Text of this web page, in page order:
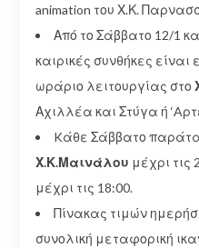
animation του Χ.Κ.
Από το Σάββατο 12/1
καιρικές συνθήκες
ωράριο λειτουργίας στο
Αχιλλέα και Στύγα ή
Kάθε Σάββατο
Χ.Κ.Μαινάλου μέχρι τις
μέχρι τις 18:00.
Πίνακας τιμών
συνολική μεταφορική